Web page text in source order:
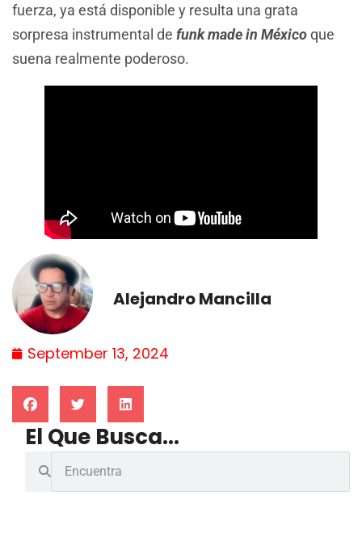
fuerza, ya está disponible y resulta una grata
sorpresa instrumental de funk made in Méxicoque
suena realmente poderoso.
Alejandro Mancilla
September 13, 2024
El Que Busca...